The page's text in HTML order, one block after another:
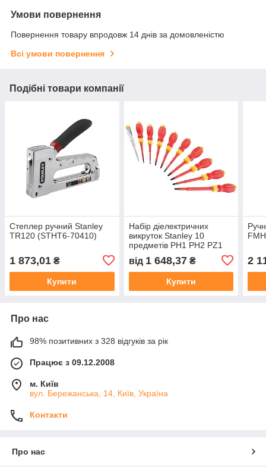
Умови повернення
Повернення товару впродовж 14 днів за домовленістю
Всі умови повернення
Подібні товари компанії
Степлер ручний Stanley
TR120 (STHT6-70410)
1 873,01 ₴
Купити
Набір діелектричних
викруток Stanley 10
предметів PH1 PH2 PZ1
SL5.5 SL6.5 Тестер
(STHT60032-0)
від 1 648,37₴
Купити
2
Про нас
98% позитивних з 328 відгуків за рік
Працює з 09.12.2008
м. Київ
вул. Бережанська, 14, Київ, Україна
Контакти
Про нас